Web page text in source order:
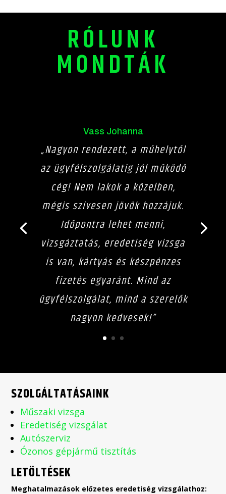
RÓLUNK
MONDTÁK
Vass Johanna
„Nagyon rendezett, a műhelytől
az ügyfélszolgálatig jól működő
cég! Nem lakok a közelben,
mégis szívesen jövök hozzájuk.
Időpontra lehet menni,
vizsgáztatás, eredetiség vizsga
is van, kártyás és készpénzes
fizetés egyaránt. Mind az
ügyfélszolgálat, mind a szerelők
nagyon kedvesek!”
SZOLGÁLTATÁSAINK
Műszaki vizsga
Eredetiség vizsgálat
Autószerviz
Ózonos gépjármű tisztítás
LETÖLTÉSEK
Meghatalmazások előzetes eredetiség vizsgálathoz: